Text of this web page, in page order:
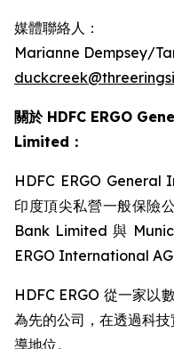
媒體聯絡人：
Marianne Dempsey/
關於 HDFC ERGO
Limited：
HDFC ERGO General
印度頂尖私營一般保險
Bank Limited 與
ERGO International AG
HDFC ERGO 從一家以
為先的公司，在透過科
導地位。